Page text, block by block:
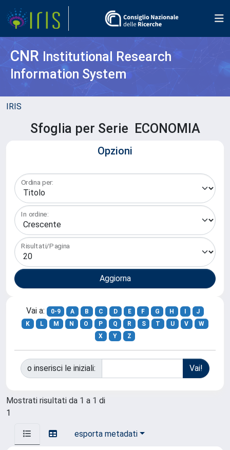
CNR Institutional Research
Information System
IRIS
Sfoglia per Serie ECONOMIA
Opzioni
Ordina per:
In ordine:
Risultati/Pagina
Vai a: 0-9 A B C D E F G H
J
K
L M N O P Q R S T U V
W
X
Y Z
o inserisci le iniziali:
Mostrati risultati da 1 a 1 di
1
esporta metadati